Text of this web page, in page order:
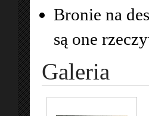
Bronie na
są one
Galeria